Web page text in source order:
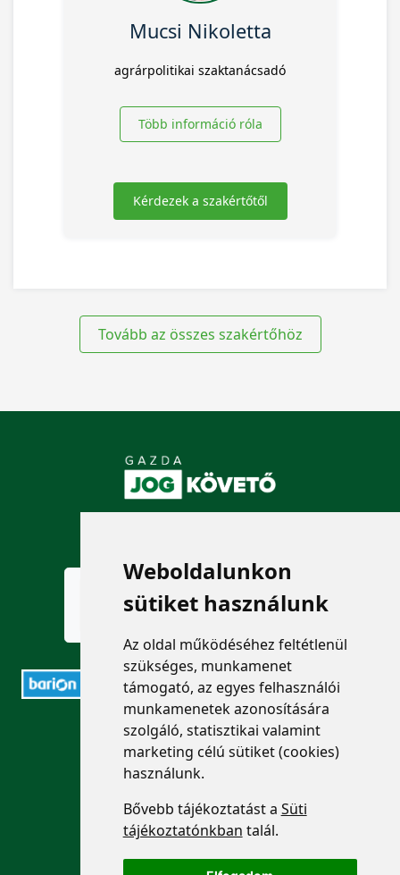
Weboldalunkon
sütiket használunk
Az oldal működéséhez feltétlenül
szükséges, munkamenet
támogató, az egyes felhasználói
munkamenetek azonosítására
szolgáló, statisztikai valamint
marketing célú sütiket (cookies)
használunk.
Bővebb tájékoztatást a Süti
tájékoztatónkban talál.
Mucsi Nikoletta
agrárpolitikai szaktanácsadó
Több információ róla
Kérdezek a szakértőtől
Tovább az összes szakértőhöz
ELÉRHETŐSÉGEK
+36 1 880 7600
info@mprx.hu